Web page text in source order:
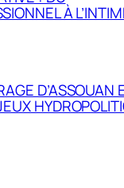
À
D’ASSOUAN